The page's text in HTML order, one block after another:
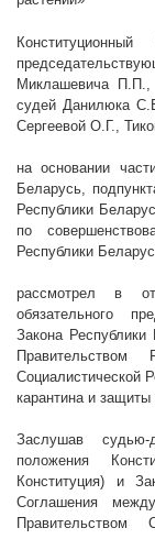
Миклашевича П.П.,
судей Данилюка
Сергеевой О.Г.,
на основании
Беларусь,
Республики
по
Республики
рассмотрел в
обязательного
Закона
Правительством
Социалистической
карантина и защиты
Заслушав судью-
положения
Конституция) и
Соглашения
Правительством